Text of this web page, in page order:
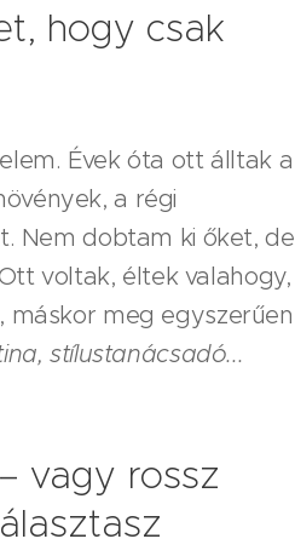
hogy csak
Évek óta ott álltak a
a régi
Nem dobtam ki őket, de
voltak, éltek valahogy,
meg egyszerűen
stílustanácsadó...
vagy rossz